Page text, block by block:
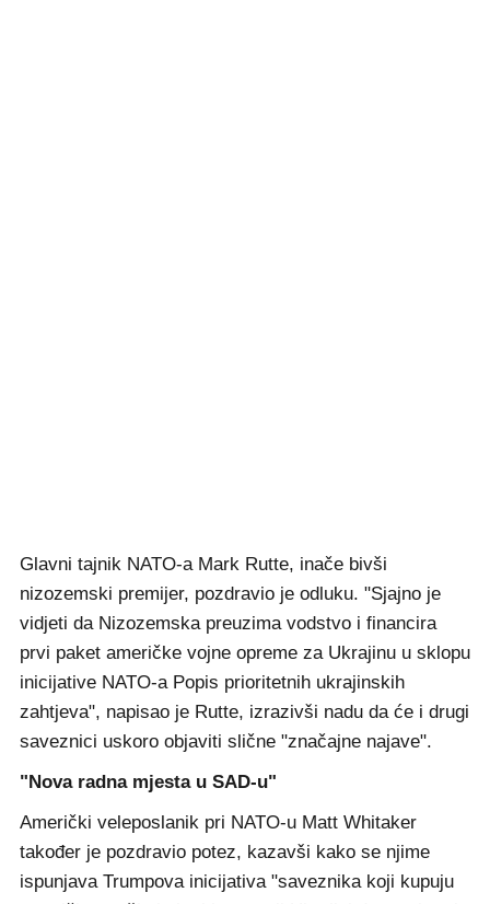
Glavni tajnik NATO-a Mark Rutte, inače bivši
nizozemski premijer, pozdravio je odluku. "Sjajno je
vidjeti da Nizozemska preuzima vodstvo i financira
prvi paket američke vojne opreme za Ukrajinu u sklopu
inicijative NATO-a Popis prioritetnih ukrajinskih
zahtjeva", napisao je Rutte, izrazivši nadu da će i drugi
saveznici uskoro objaviti slične "značajne najave".
"Nova radna mjesta u SAD-u"
Američki veleposlanik pri NATO-u Matt Whitaker
također je pozdravio potez, kazavši kako se njime
ispunjava Trumpova inicijativa "saveznika koji kupuju